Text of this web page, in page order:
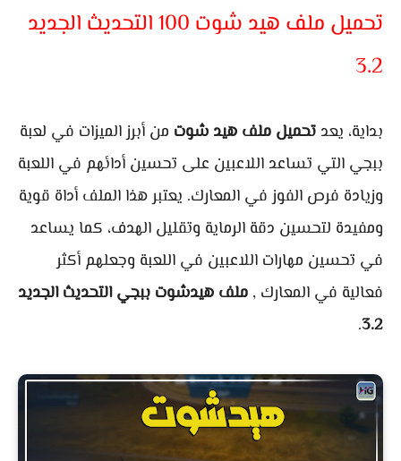
تحميل ملف هيد شوت 100 التحديث الجديد
3.2
بداية، يعد تحميل ملف هيد شوت من أبرز الميزات في لعبة
ببجي التي تساعد اللاعبين على تحسين أدائهم في اللعبة
وزيادة فرص الفوز في المعارك. يعتبر هذا الملف أداة قوية
ومفيدة لتحسين دقة الرماية وتقليل الهدف، كما يساعد
في تحسين مهارات اللاعبين في اللعبة وجعلهم أكثر
فعالية في المعارك , ملف هيدشوت ببجي التحديث الجديد
3.2
.